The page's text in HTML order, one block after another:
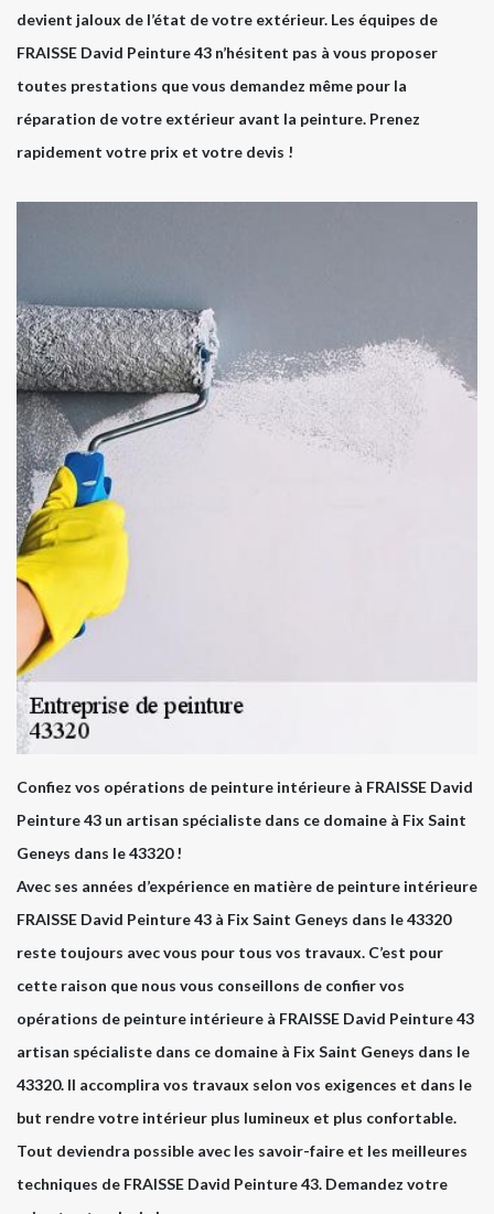
devient jaloux de l’état de votre extérieur. Les équipes de
FRAISSE David Peinture 43 n’hésitent pas à vous proposer
toutes prestations que vous demandez même pour la
réparation de votre extérieur avant la peinture. Prenez
rapidement votre prix et votre devis !
Confiez vos opérations de peinture intérieure à FRAISSE David
Peinture 43 un artisan spécialiste dans ce domaine à Fix Saint
Geneys dans le 43320 !
Avec ses années d’expérience en matière de peinture intérieure
FRAISSE David Peinture 43 à Fix Saint Geneys dans le 43320
reste toujours avec vous pour tous vos travaux. C’est pour
cette raison que nous vous conseillons de confier vos
opérations de peinture intérieure à FRAISSE David Peinture 43
artisan spécialiste dans ce domaine à Fix Saint Geneys dans le
43320. Il accomplira vos travaux selon vos exigences et dans le
but rendre votre intérieur plus lumineux et plus confortable.
Tout deviendra possible avec les savoir-faire et les meilleures
techniques de FRAISSE David Peinture 43. Demandez votre